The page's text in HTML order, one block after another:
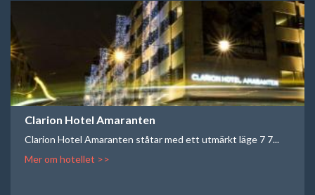
Clarion Hotel Amaranten
Clarion Hotel Amaranten ståtar med ett utmärkt läge 7 7...
Mer om hotellet >>